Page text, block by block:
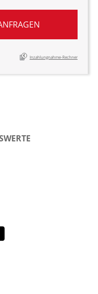
Inzahlungnahme-Rechner